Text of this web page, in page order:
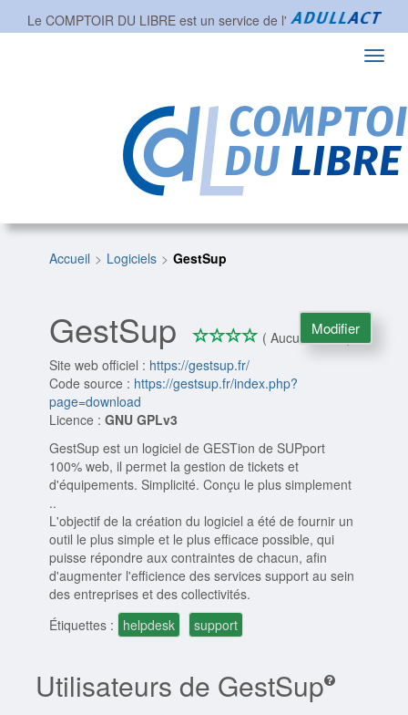
Le COMPTOIR DU LIBRE est un service de l'
Accueil Logiciels GestSup
GestSup *** *
0/4
( Aucune note )
Site web officiel : https://gestsup.fr/
Code source : https://gestsup.fr/index.php?
page=download
Licence :GNU GPLv3
GestSup est un logiciel de GESTion de SUPport
100% web, il permet la gestion de tickets et
d'équipements. Simplicité. Conçu le plus simplement
..
L'objectif de la création du logiciel a été de fournir un
outil le plus simple et le plus efficace possible, qui
puisse répondre aux contraintes de chacun, afin
d'augmenter l'efficience des services support au sein
des entreprises et des collectivités.
Étiquettes : helpdesk support
Modifier
Utilisateurs de GestSup